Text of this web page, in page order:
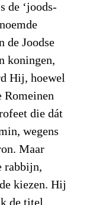
de ‘joods-
de Joodse
koningen,
Hij, hoewel
Romeinen
die dát
wegens
Maar
rabbijn,
kiezen. Hij